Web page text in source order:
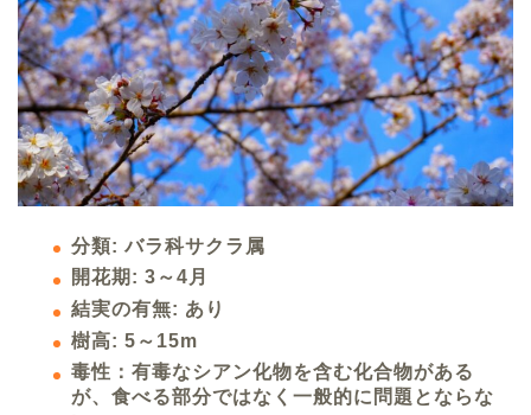
分類: バラ科サクラ属
開花期: 3～4月
結実の有無: あり
樹高: 5～15m
毒性：有毒なシアン化物を含む化合物がある
が、食べる部分ではなく一般的に問題とならな